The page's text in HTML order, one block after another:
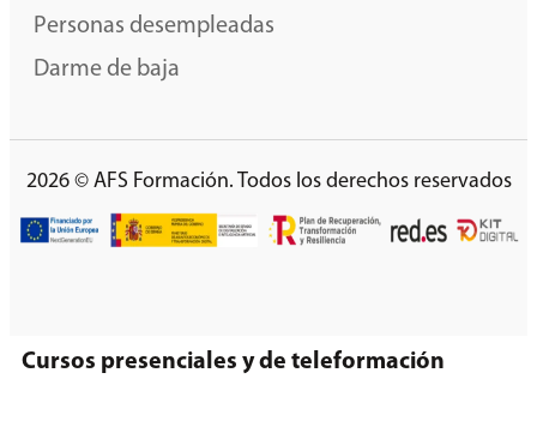
Personas desempleadas
Darme de baja
2026 © AFS Formación. Todos los derechos reservados
Cursos presenciales y de teleformación